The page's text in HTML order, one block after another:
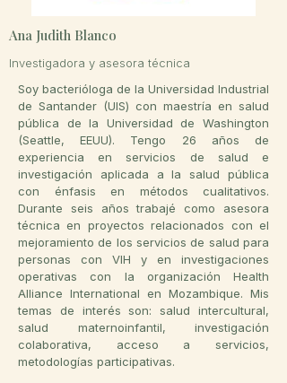
Ana Judith Blanco
Investigadora y asesora técnica
Soy bacterióloga de la Universidad Industrial
de Santander (UIS) con maestría en salud
pública de la Universidad de Washington
(Seattle, EEUU). Tengo 26 años de
experiencia en servicios de salud e
investigación aplicada a la salud pública
con énfasis en métodos cualitativos.
Durante seis años trabajé como asesora
técnica en proyectos relacionados con el
mejoramiento de los servicios de salud para
personas con VIH y en investigaciones
operativas con la organización Health
Alliance International en Mozambique. Mis
temas de interés son: salud intercultural,
salud maternoinfantil, investigación
colaborativa, acceso a servicios,
metodologías participativas.